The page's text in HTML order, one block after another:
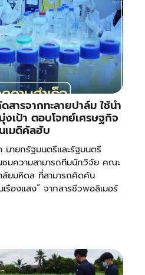
ารจากทะลายปาล์ม ใช้นำ
งเป้า ตอบโจทย์เศรษฐกิจ
เมดิคัลฮับ
นายกรัฐมนตรีและรัฐมนตรี
ชมความสามารถทีมนักวิจัย คณะ
ยมหิดล ที่สามารถคิดค้น
รืองแสง” จากสารชีวพอลิเมอร์